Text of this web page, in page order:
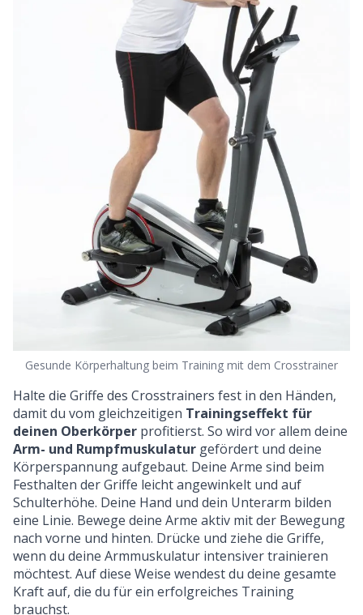
Gesunde Körperhaltung beim Training mit dem Crosstrainer
Halte die Griffe des Crosstrainers fest in den Händen,
damit du vom gleichzeitigen Trainingseffekt für
deinen Oberkörper profitierst. So wird vor allem deine
Arm- und Rumpfmuskulatur gefördert und deine
Körperspannung aufgebaut. Deine Arme sind beim
Festhalten der Griffe leicht angewinkelt und auf
Schulterhöhe. Deine Hand und dein Unterarm bilden
eine Linie. Bewege deine Arme aktiv mit der Bewegung
nach vorne und hinten. Drücke und ziehe die Griffe,
wenn du deine Armmuskulatur intensiver trainieren
möchtest. Auf diese Weise wendest du deine gesamte
Kraft auf, die du für ein erfolgreiches Training
brauchst.